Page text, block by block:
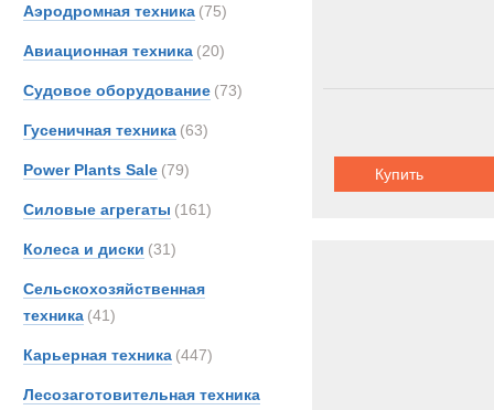
Аэродромная техника (75)
Авиационная техника (20)
Судовое оборудование (73)
Гусеничная техника (63)
Power Plants Sale (79)
Силовые агрегаты (161)
Колеса и диски (31)
Сельскохозяйственная
техника (41)
Карьерная техника (447)
Лесозаготовительная техника
Купить